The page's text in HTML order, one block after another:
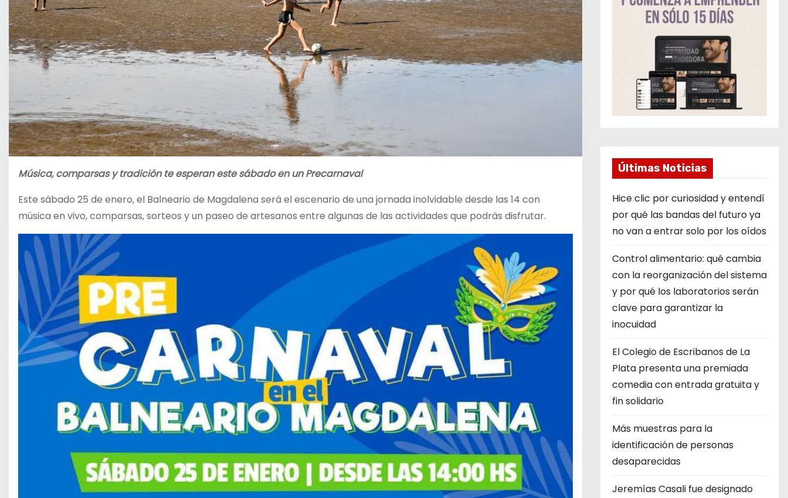
Música, comparsas y tradición te esperan este sábado en un Precarnaval
Este sábado 25 de enero, el Balneario de Magdalena será el escenario de una jornada inolvidable desde las 14 con
música en vivo, comparsas, sorteos y un paseo de artesanos entre algunas de las actividades que podrás disfrutar.
Últimas Noticias
Hice clic por curiosidad y entendí
por qué las bandas del futuro ya
no van a entrar solo por los oídos
Control alimentario: qué cambia
con la reorganización del sistema
y por qué los laboratorios serán
clave para garantizar la
inocuidad
El Colegio de Escribanos de La
Plata presenta una premiada
comedia con entrada gratuita y
fin solidario
Más muestras para la
identificación de personas
desaparecidas
Jeremías Casali fue designado